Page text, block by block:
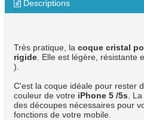
Descriptions
Très pratique, la coque cristal
rigide. Elle est légère, résistante
).
C'est la coque idéale pour rester
couleur de votre iPhone 5 /5s .
des découpes nécessaires pour
fonctions de votre mobile.